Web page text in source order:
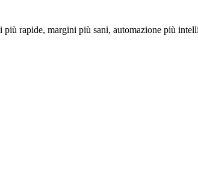
rapide, margini più sani, automazione più